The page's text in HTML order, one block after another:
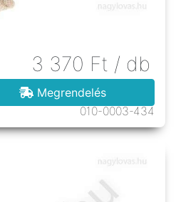
3 370 Ft / db
Megrendelés
010-0003-434